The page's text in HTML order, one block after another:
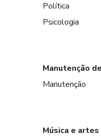
Política
Psicologia
Manutenção
Manutenção
Música e artes